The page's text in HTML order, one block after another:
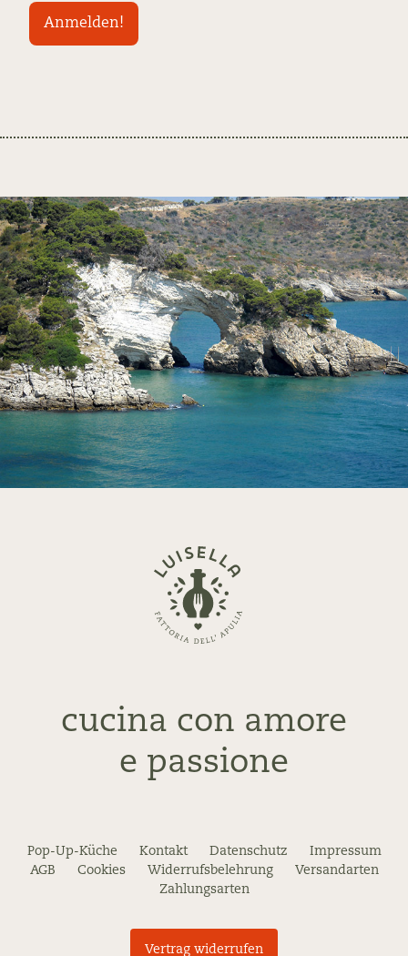
Zurück
zur
Startseite
cucina con amore
e passione
Pop-Up-Küche Kontakt Datenschutz
Impressum
AGB
Cookies Widerrufsbelehrung
Versandarten
Zahlungsarten
Vertrag widerrufen